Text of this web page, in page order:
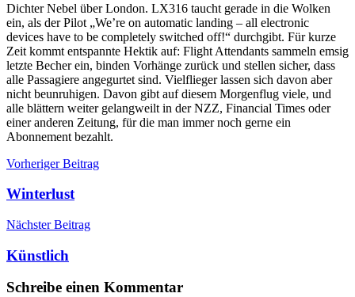
Dichter Nebel über London. LX316 taucht gerade in die Wolken
ein, als der Pilot „We’re on automatic landing – all electronic
devices have to be completely switched off!“ durchgibt. Für kurze
Zeit kommt entspannte Hektik auf: Flight Attendants sammeln emsig
letzte Becher ein, binden Vorhänge zurück und stellen sicher, dass
alle Passagiere angegurtet sind. Vielflieger lassen sich davon aber
nicht beunruhigen. Davon gibt auf diesem Morgenflug viele, und
alle blättern weiter gelangweilt in der NZZ, Financial Times oder
einer anderen Zeitung, für die man immer noch gerne ein
Abonnement bezahlt.
Beitragsnavigation
Vorheriger Beitrag
Winterlust
Nächster Beitrag
Künstlich
Schreibe einen Kommentar